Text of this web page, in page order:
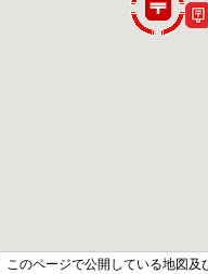
このページで公開している地図